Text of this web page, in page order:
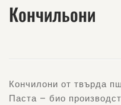
Кончильони
Кончилони от твърда
Паста – био